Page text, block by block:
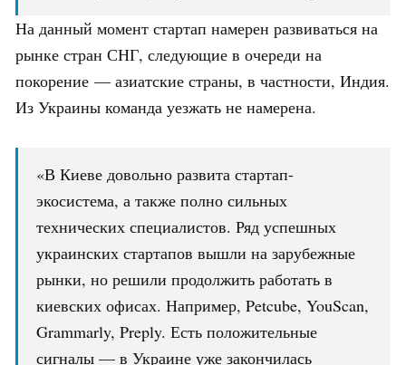
На данный момент стартап намерен развиваться на
рынке стран СНГ, следующие в очереди на
покорение — азиатские страны, в частности, Индия.
Из Украины команда уезжать не намерена.
«В Киеве довольно развита стартап-
экосистема, а также полно сильных
технических специалистов. Ряд успешных
украинских стартапов вышли на зарубежные
рынки, но решили продолжить работать в
киевских офисах. Например, Petcube, YouScan,
Grammarly, Preply. Есть положительные
сигналы — в Украине уже закончилась